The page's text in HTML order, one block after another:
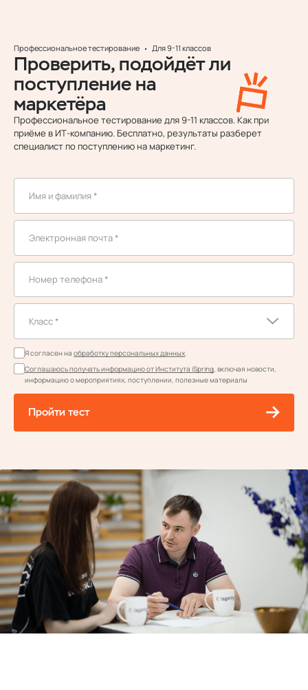
Профессиональное тестирование Для 9-11 классов
Проверить, подойдёт ли
поступление на
маркетёра
Профессиональное тестирование для 9-11 классов. Как при
приёме в ИТ‑компанию. Бесплатно, результаты разберет
специалист по поступлению на маркетинг.
Я согласен наобработку персональных данных.
Соглашаюсь получать информацию от Института iSpring, включая новости,
информацию о мероприятиях, поступлении, полезные материалы
Пройти тест